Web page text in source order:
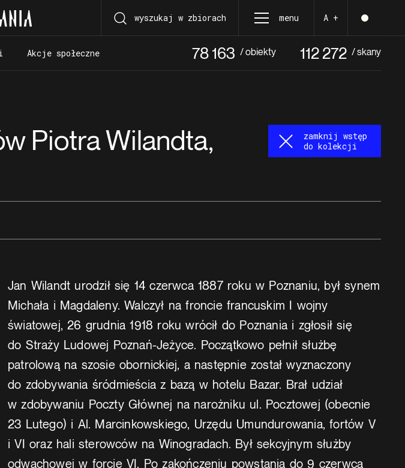
wyszukaj w zbiorach menu A +
Akcje społeczne
78 163 / obiekty 112 272 / skany
Piotra Wilandta,
zamknij wstęp
do kolekcji
Jan Wilandt urodził się 14 czerwca 1887 roku w Poznaniu, był synem
Michała i Magdaleny. Walczył na froncie francuskim I wojny
światowej, 26 grudnia 1918 roku wrócił do Poznania i zgłosił się
do Straży Ludowej Poznań-Jeżyce. Początkowo pełnił służbę
patrolową na szosie obornickiej, a następnie został wyznaczony
do zdobywania śródmieścia z bazą w hotelu Bazar. Brał udział
w zdobywaniu Poczty Głównej na narożniku ul. Pocztowej (obecnie
23 Lutego) i Al. Marcinkowskiego, Urzędu Umundurowania, fortów V
i VI oraz hali sterowców na Winogradach. Był sekcyjnym służby
odwachowej w forcie VI. Po zakończeniu powstania do 9 czerwca